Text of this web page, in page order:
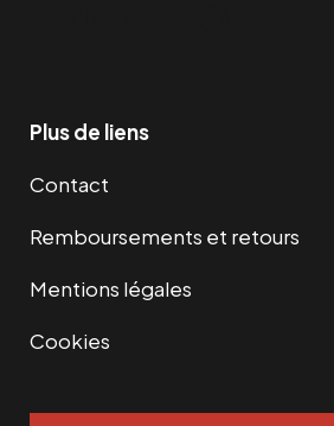
Plus de liens
Contact
Remboursements et retours
Mentions légales
Cookies